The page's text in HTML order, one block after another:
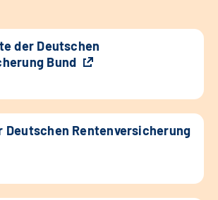
der Deutschen
Bund
Deutschen Rentenversicherung